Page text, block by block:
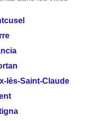
lès-Saint-Claude